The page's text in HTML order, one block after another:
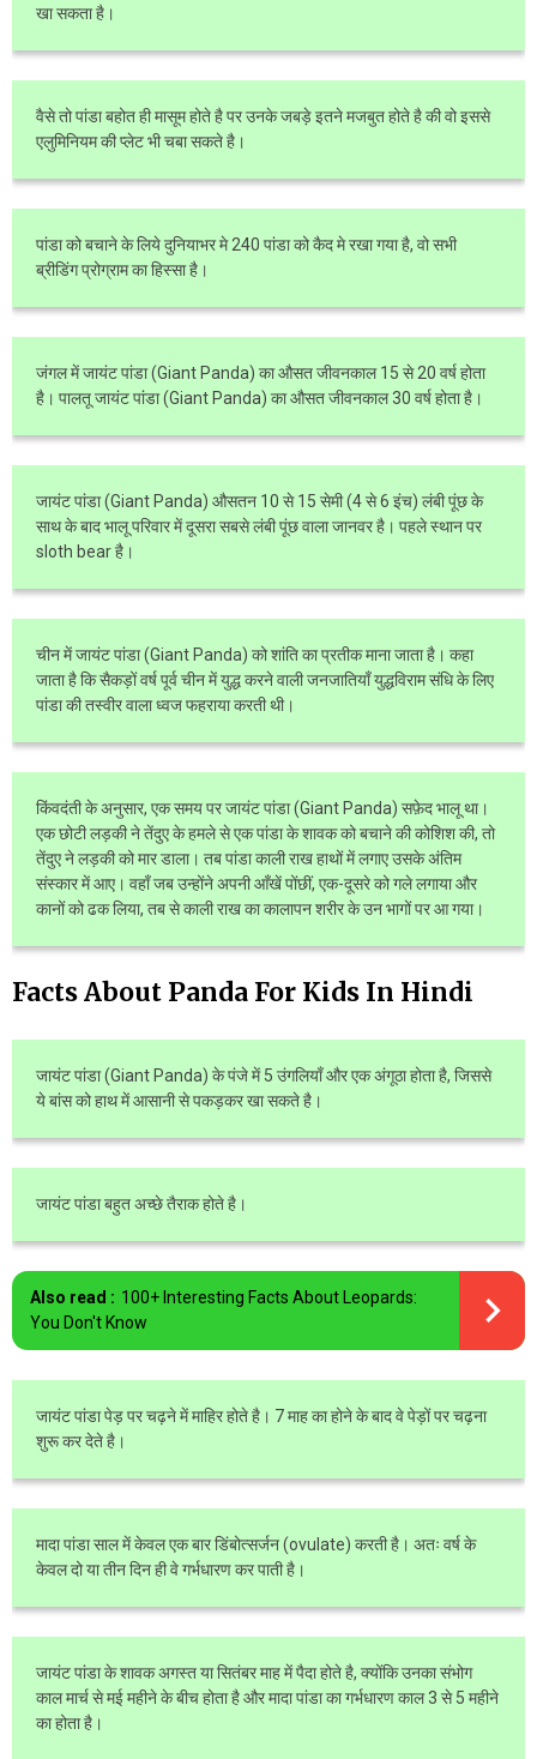
खा सकता है।
वैसे तो पांडा बहोत ही मासूम होते है पर उनके जबड़े इतने मजबुत होते है की वो इससे
एलुमिनियम की प्लेट भी चबा सकते है।
पांडा को बचाने के लिये दुनियाभर मे 240 पांडा को कैद मे रखा गया है, वो सभी
ब्रीडिंग प्रोग्राम का हिस्सा है।
जंगल में जायंट पांडा (Giant Panda) का औसत जीवनकाल 15 से 20 वर्ष होता
है। पालतू जायंट पांडा (Giant Panda) का औसत जीवनकाल 30 वर्ष होता है।
जायंट पांडा (Giant Panda) औसतन 10 से 15 सेमी (4 से 6 इंच) लंबी पूंछ के
साथ के बाद भालू परिवार में दूसरा सबसे लंबी पूंछ वाला जानवर है। पहले स्थान पर
sloth bear है।
चीन में जायंट पांडा (Giant Panda) को शांति का प्रतीक माना जाता है। कहा
जाता है कि सैकड़ों वर्ष पूर्व चीन में युद्ध करने वाली जनजातियाँ युद्धविराम संधि के लिए
पांडा की तस्वीर वाला ध्वज फहराया करती थी।
किंवदंती के अनुसार, एक समय पर जायंट पांडा (Giant Panda) सफ़ेद भालू था।
एक छोटी लड़की ने तेंदुए के हमले से एक पांडा के शावक को बचाने की कोशिश की, तो
तेंदुए ने लड़की को मार डाला। तब पांडा काली राख हाथों में लगाए उसके अंतिम
संस्कार में आए। वहाँ जब उन्होंने अपनी आँखें पोंछीं, एक-दूसरे को गले लगाया और
कानों को ढक लिया, तब से काली राख का कालापन शरीर के उन भागों पर आ गया।
Facts About Panda For Kids In Hindi
जायंट पांडा (Giant Panda) के पंजे में 5 उंगलियाँ और एक अंगूठा होता है, जिससे
ये बांस को हाथ में आसानी से पकड़कर खा सकते है।
जायंट पांडा बहुत अच्छे तैराक होते है।
Also read : 100+ Interesting Facts About Leopards:
You Don't Know
जायंट पांडा पेड़ पर चढ़ने में माहिर होते है। 7 माह का होने के बाद वे पेड़ों पर चढ़ना
शुरू कर देते है।
मादा पांडा साल में केवल एक बार डिंबोत्सर्जन (ovulate) करती है। अतः वर्ष के
केवल दो या तीन दिन ही वे गर्भधारण कर पाती है।
जायंट पांडा के शावक अगस्त या सितंबर माह में पैदा होते है, क्योंकि उनका संभोग
काल मार्च से मई महीने के बीच होता है और मादा पांडा का गर्भधारण काल 3 से 5 महीने
का होता है।